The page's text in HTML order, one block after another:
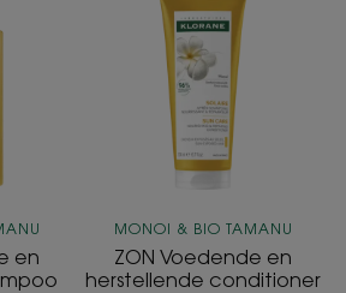
en
Voedende
herstellende
conditioner
MONOI & BIO TAMANU
ZON Voedende en
herstellende conditioner